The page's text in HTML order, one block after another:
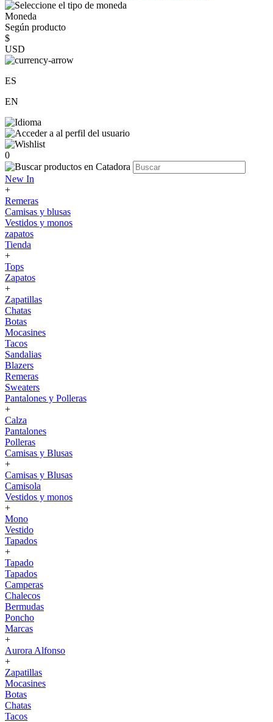
Moneda
Según producto
$
USD
ES
EN
0
New In
+
Remeras
Camisas y blusas
Vestidos y monos
zapatos
Tienda
+
Tops
Zapatos
+
Zapatillas
Chatas
Botas
Mocasines
Tacos
Sandalias
Blazers
Remeras
Sweaters
Pantalones y Polleras
+
Calza
Pantalones
Polleras
Camisas y Blusas
+
Camisas y Blusas
Camisola
Vestidos y monos
+
Mono
Vestido
Tapados
+
Tapado
Tapados
Camperas
Chalecos
Bermudas
Poncho
Marcas
+
Aurora Alfonso
+
Zapatillas
Mocasines
Botas
Chatas
Tacos